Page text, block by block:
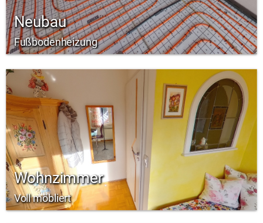
Neubau
Fußbodenheizung
Wohnzimmer
Voll möbliert